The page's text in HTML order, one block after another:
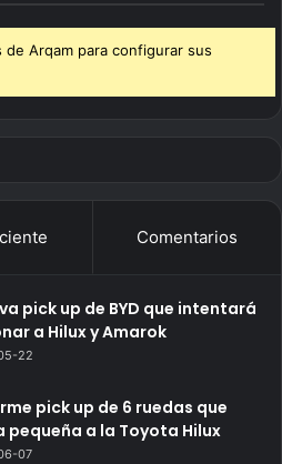
de Arqam para configurar sus
Comentarios
pick up de BYD que intentará
a Hilux y Amarok
22
pick up de 6 ruedas que
pequeña a la Toyota Hilux
07